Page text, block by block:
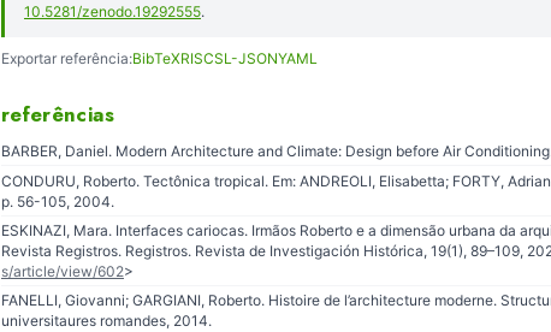
10.5281/zenodo.19292555.
Exportar referência:BibTeXRISCSL-JSONYAML
referências
BARBER, Daniel. Modern Architecture and Climate: Design before Air
CONDURU, Roberto. Tectônica tropical. Em: ANDREOLI, Elisabetta; FORTY,
p. 56-105, 2004.
ESKINAZI, Mara. Interfaces cariocas. Irmãos Roberto e a dimensão urbana da
Revista Registros. Registros. Revista de Investigación Histórica, 19(1), 89–109,
s/article/view/602>
FANELLI, Giovanni; GARGIANI, Roberto. Histoire de l’architecture moderne.
universitaures romandes, 2014.